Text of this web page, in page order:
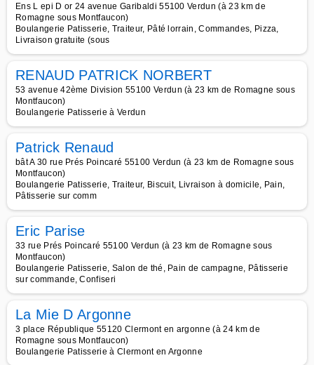
Ens L epi D or 24 avenue Garibaldi 55100 Verdun (à 23 km de
Romagne sous Montfaucon)
Boulangerie Patisserie, Traiteur, Pâté lorrain, Commandes, Pizza,
Livraison gratuite (sous
RENAUD PATRICK NORBERT
53 avenue 42ème Division 55100 Verdun (à 23 km de Romagne sous
Montfaucon)
Boulangerie Patisserie à Verdun
Patrick Renaud
bât A 30 rue Prés Poincaré 55100 Verdun (à 23 km de Romagne sous
Montfaucon)
Boulangerie Patisserie, Traiteur, Biscuit, Livraison à domicile, Pain,
Pâtisserie sur comm
Eric Parise
33 rue Prés Poincaré 55100 Verdun (à 23 km de Romagne sous
Montfaucon)
Boulangerie Patisserie, Salon de thé, Pain de campagne, Pâtisserie
sur commande, Confiseri
La Mie D Argonne
3 place République 55120 Clermont en argonne (à 24 km de
Romagne sous Montfaucon)
Boulangerie Patisserie à Clermont en Argonne